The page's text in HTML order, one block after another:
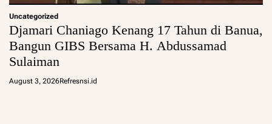
Uncategorized
Djamari Chaniago Kenang 17 Tahun di Banua,
Bangun GIBS Bersama H. Abdussamad
Sulaiman
August 3, 2026Refresnsi.id